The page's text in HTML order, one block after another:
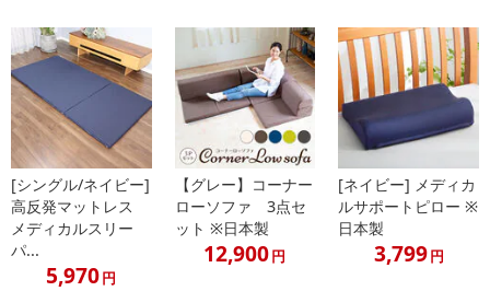
[シングル/ネイビー]
高反発マットレス
メディカルスリー
パ...
5,970円
【グレー】コーナー
ローソファ 3点セ
ット ※日本製
12,900円
[ネイビー] メディカ
ルサポートピロー ※
日本製
3,799円